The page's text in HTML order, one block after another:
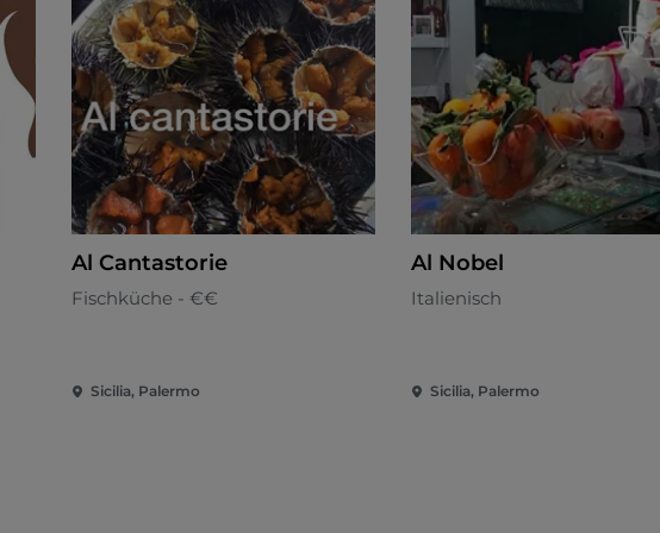
Al Cantastorie
Fischküche - €€
Sicilia, Palermo
Al Nobel
Italienisch
Sicilia, Palermo